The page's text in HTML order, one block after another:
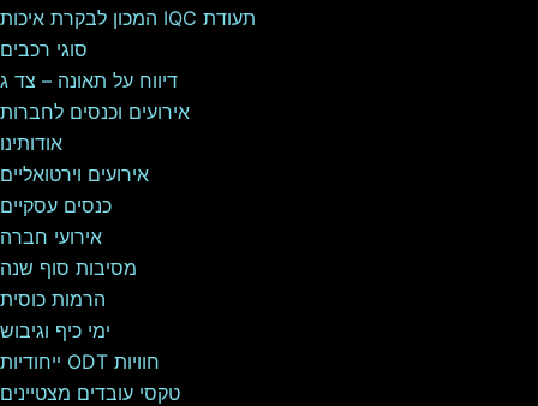
תעודת IQC המכון לבקרת איכות
סוגי רכבים
דיווח על תאונה – צד ג
אירועים וכנסים לחברות
אודותינו
אירועים וירטואליים
כנסים עסקיים
אירועי חברה
מסיבות סוף שנה
הרמות כוסית
ימי כיף וגיבוש
חוויות ODT ייחודיות
טקסי עובדים מצטיינים